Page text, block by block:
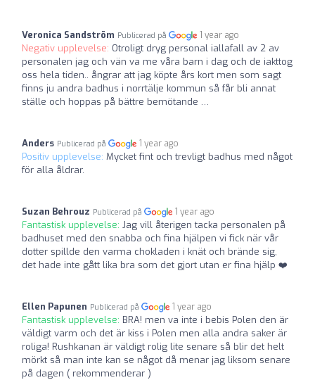
Veronica Sandström Publicerad på 1 year ago
Negativ upplevelse: Otroligt dryg personal iallafall av 2 av
personalen jag och vän va me våra barn i dag och de iakttog
oss hela tiden.. ångrar att jag köpte års kort men som sagt
finns ju andra badhus i norrtälje kommun så får bli annat
ställe och hoppas på bättre bemötande …
Anders Publicerad på 1 year ago
Positiv upplevelse: Mycket fint och trevligt badhus med något
för alla åldrar.
Suzan Behrouz Publicerad på 1 year ago
Fantastisk upplevelse: Jag vill återigen tacka personalen på
badhuset med den snabba och fina hjälpen vi fick när vår
dotter spillde den varma chokladen i knät och brände sig,
det hade inte gått lika bra som det gjort utan er fina hjälp ❤️
Ellen Papunen Publicerad på 1 year ago
Fantastisk upplevelse: BRA! men va inte i bebis Polen den är
väldigt varm och det är kiss i Polen men alla andra saker är
roliga! Rushkanan är väldigt rolig lite senare så blir det helt
mörkt så man inte kan se något då menar jag liksom senare
på dagen ( rekommenderar )